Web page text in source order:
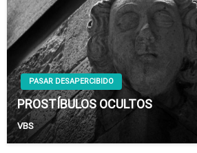
PASAR DESAPERCIBIDO
PROSTÍBULOS OCULTOS
VBS